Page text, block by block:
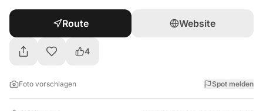
Route Website
4
Foto vorschlagen Spot melden